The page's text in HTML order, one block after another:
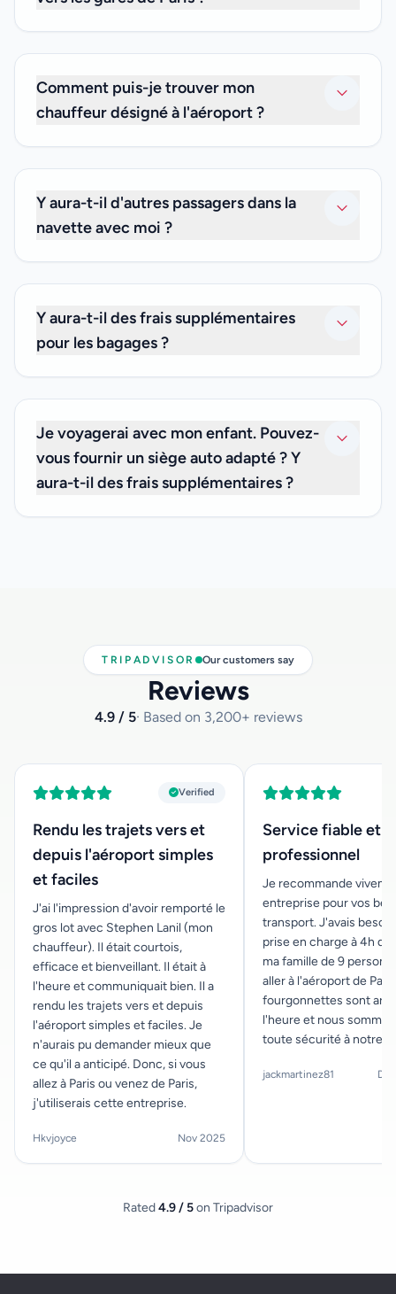
Comment puis-je trouver mon
chauffeur désigné à l'aéroport ?
jusqu'à votre navette. Si vous ne trouvez pas le chauffeur,
veuillez nous appeler au +33 (0)6 59 19 82 87.
Y aura-t-il d'autres passagers dans la
navette avec moi ?
lesquels vous voyagez. Nous ne proposons pas de
services de transfert partagé.
Y aura-t-il des frais supplémentaires
pour les bagages ?
supplémentaires.
Je voyagerai avec mon enfant. Pouvez-
vous fournir un siège auto adapté ? Y
aura-t-il des frais supplémentaires ?
TRIPADVISOR Our customers say
Reviews
4.9 / 5· Based on 3,200+ reviews
Verified
Rendu les trajets vers et
depuis l'aéroport simples
et faciles
J'ai l'impression d'avoir remporté le
gros lot avec Stephen Lanil (mon
chauffeur). Il était courtois,
efficace et bienveillant. Il était à
l'heure et communiquait bien. Il a
rendu les trajets vers et depuis
l'aéroport simples et faciles. Je
n'aurais pu demander mieux que
ce qu'il a anticipé. Donc, si vous
allez à Paris ou venez de Paris,
j'utiliserais cette entreprise.
Hkvjoyce Nov 2025
Service fiable et
professionnel
Je recommande
entreprise pour vos
transport. J'avais
prise en charge à 4h du
ma famille de 9
aller à l'aéroport de
fourgonnettes sont
l'heure et nous
toute sécurité à notre
jackmartinez81
Rated4.9 / 5on Tripadvisor